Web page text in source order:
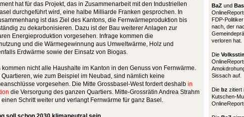
hat für das Projekt, das in Zusammenarbeit mit den Industriellen
durchgeführt wird, eine halbe Milliarde Franken gesprochen. In
ist das Ziel des Kantons, die Fernwärmeproduktion bis
zu dekarbonisieren. Dazu ist der Bau weiterer Anlagen zur
Energieproduktion vorgesehen. Infrage kommen die
und die Wärmegewinnung aus Umweltwärme, Holz und
Erdwärme sowie der Einsatz von Biogas.
nicht alle Haushalte im Kanton in den Genuss von Fernwärme.
Quartieren, wie zum Beispiel im Neubad, sind nämlich keine
vorgesehen. Die Mitte Grossbasel-West fordert deshalb in
die Versorgung des ganzen Quartiers. Mitte-Grossrätin Andrea Strahm
Schritt weiter und verlangt Fernwärme für ganz Basel.
BaZ und
FDP-
nach, der
verloren hat.
Die
Sissach auf.
Die bz zitiert
Kutschen-